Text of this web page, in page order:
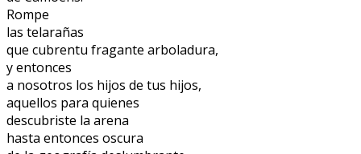
Rompe
las telarañas
que cubrentu fragante arboladura,
y entonces
a nosotros los hijos de tus hijos,
aquellos para quienes
descubriste la arena
hasta entonces oscura